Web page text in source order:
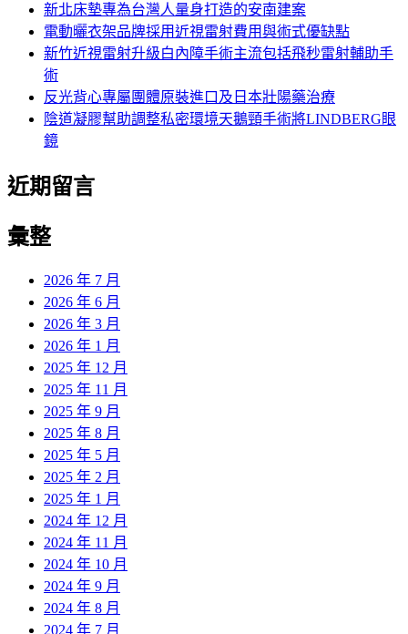
新北床墊專為台灣人量身打造的安南建案
電動曬衣架品牌採用近視雷射費用與術式優缺點
新竹近視雷射升級白內障手術主流包括飛秒雷射輔助手
術
反光背心專屬團體原裝進口及日本壯陽藥治療
陰道凝膠幫助調整私密環境天鵝頸手術將LINDBERG眼
鏡
近期留言
彙整
2026 年 7 月
2026 年 6 月
2026 年 3 月
2026 年 1 月
2025 年 12 月
2025 年 11 月
2025 年 9 月
2025 年 8 月
2025 年 5 月
2025 年 2 月
2025 年 1 月
2024 年 12 月
2024 年 11 月
2024 年 10 月
2024 年 9 月
2024 年 8 月
2024 年 7 月